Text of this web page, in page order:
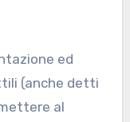
(anche detti
al